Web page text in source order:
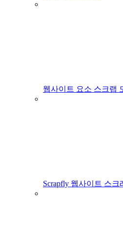
웹사이트 요소 스크랩
Scrapfly 웹사이트 스크